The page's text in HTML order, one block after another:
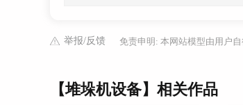
举报/反馈 免责申明: 本网站模型由用户
【堆垛机设备】相关作品